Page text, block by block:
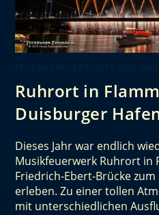
Ruhrort in
Duisburger
Dieses Jahr war endlich
Musikfeuerwerk Ruhrort in
Friedrich-Ebert-Brücke
erleben. Zu einer tollen
mit unterschiedlichen